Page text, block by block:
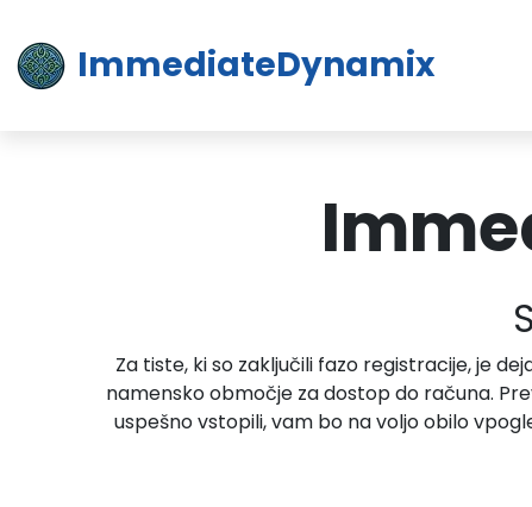
ImmediateDynamix
Za tiste, ki so zaključili fazo registracije, je
namensko območje za dostop do računa.
uspešno vstopili, vam bo na voljo obilo